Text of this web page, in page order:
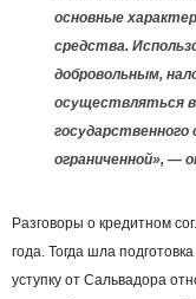
основные
средства.
добровольным,
осуществляться
ограниченной», —
Разговоры о кредитном
года. Тогда шла
уступку от Сальвадора